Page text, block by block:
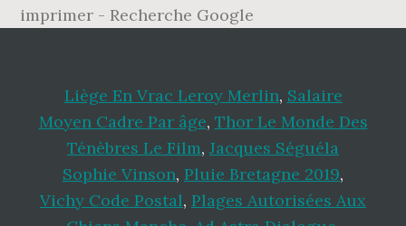
imprimer - Recherche Google
Liège En Vrac Leroy Merlin, Salaire
Moyen Cadre Par âge, Thor Le Monde Des
Ténèbres Le Film, Jacques Séguéla
Sophie Vinson, Pluie Bretagne 2019,
Vichy Code Postal, Plages Autorisées Aux